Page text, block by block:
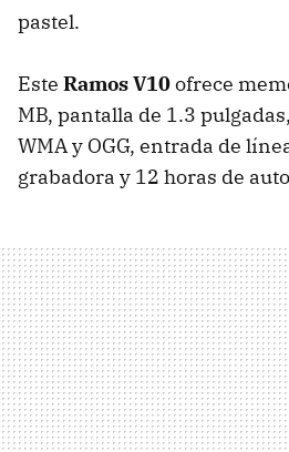
pastel.
Este Ramos V10ofrece
MB, pantalla de 1.3
WMA y OGG, entrada de
grabadora y 12 horas de